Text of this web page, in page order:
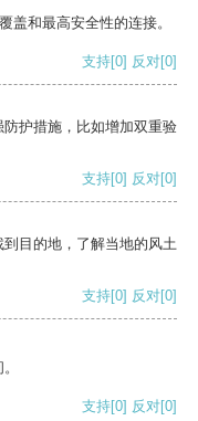
盖和最高安全性的连接。
支持[0] 反对[0]
护措施，比如增加双重验
支持[0] 反对[0]
目的地，了解当地的风土
支持[0] 反对[0]
支持[0] 反对[0]